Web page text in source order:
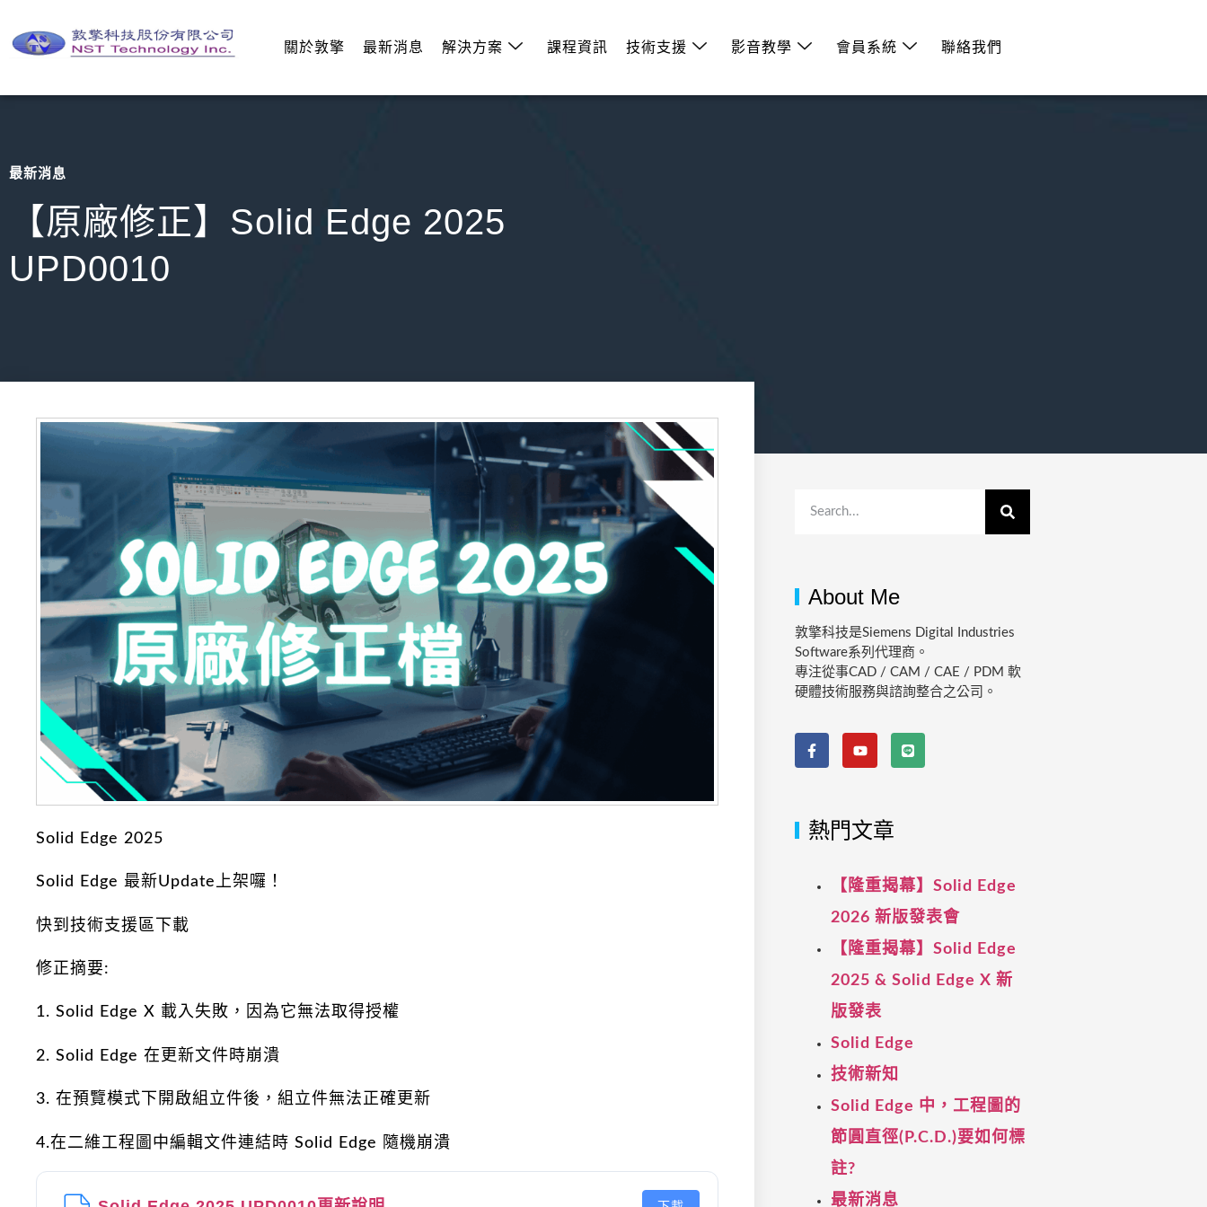
關於敦擎 最新消息 解決方案 課程資訊 技術支援 影音教學 會員系統 聯絡我們
最新消息
【原廠修正】Solid Edge 2025
UPD0010
Solid Edge 2025
Solid Edge 最新Update上架囉！
快到技術支援區下載
修正摘要:
1. Solid Edge X 載入失敗，因為它無法取得授權
2. Solid Edge 在更新文件時崩潰
3. 在預覽模式下開啟組立件後，組立件無法正確更新
4.在二維工程圖中編輯文件連結時 Solid Edge 隨機崩潰
About Me
敦擎科技是Siemens Digital Industries
Software系列代理商。
專注從事CAD / CAM / CAE / PDM 軟
硬體技術服務與諮詢整合之公司。
熱門文章
【隆重揭幕】Solid Edge
2026 新版發表會
【隆重揭幕】Solid Edge
2025 & Solid Edge X 新
版發表
Solid Edge
技術新知
Solid Edge 中，工程圖的
節圓直徑(P.C.D.)要如何標
註?
最新消息